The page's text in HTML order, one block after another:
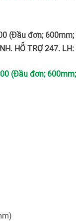
(Đầu đơn;
HỖ TRỢ 247.
(Đầu đơn;